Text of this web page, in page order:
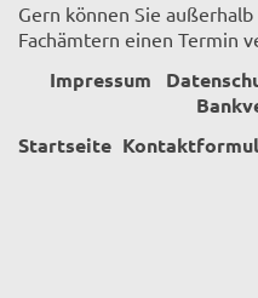
Gern können Sie
Fachämtern einen Termin
Impressum
Startseite